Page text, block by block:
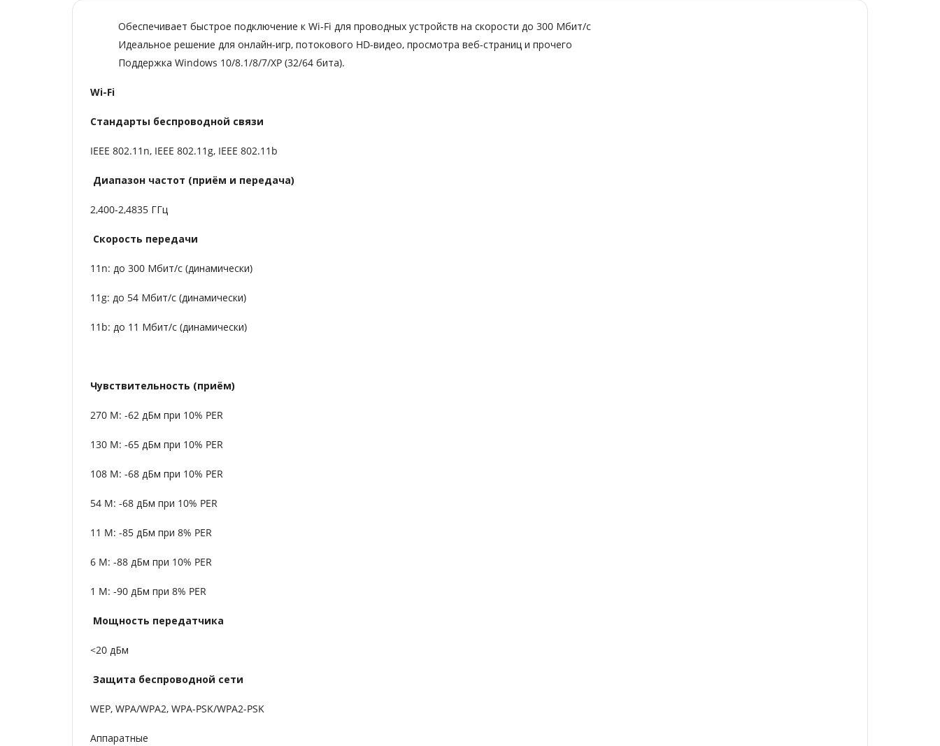
Обеспечивает быстрое подключение к Wi-Fi для проводных устройств на скорости до 300 Мбит/с
Идеальное решение для онлайн-игр, потокового HD-видео, просмотра веб-страниц и прочего
Поддержка Windows 10/8.1/8/7/XP (32/64 бита).
Wi-Fi
Стандарты беспроводной связи
IEEE 802.11n, IEEE 802.11g, IEEE 802.11b
Диапазон частот (приём и передача)
2,400-2,4835 ГГц
Скорость передачи
11n: до 300 Мбит/с (динамически)
11g: до 54 Мбит/с (динамически)
11b: до 11 Мбит/с (динамически)
Чувствительность (приём)
270 M: -62 дБм при 10% PER
130 M: -65 дБм при 10% PER
108 M: -68 дБм при 10% PER
54 M: -68 дБм при 10% PER
11 M: -85 дБм при 8% PER
6 M: -88 дБм при 10% PER
1 M: -90 дБм при 8% PER
Мощность передатчика
<20 дБм
Защита беспроводной сети
WEP, WPA/WPA2, WPA-PSK/WPA2-PSK
Аппаратные